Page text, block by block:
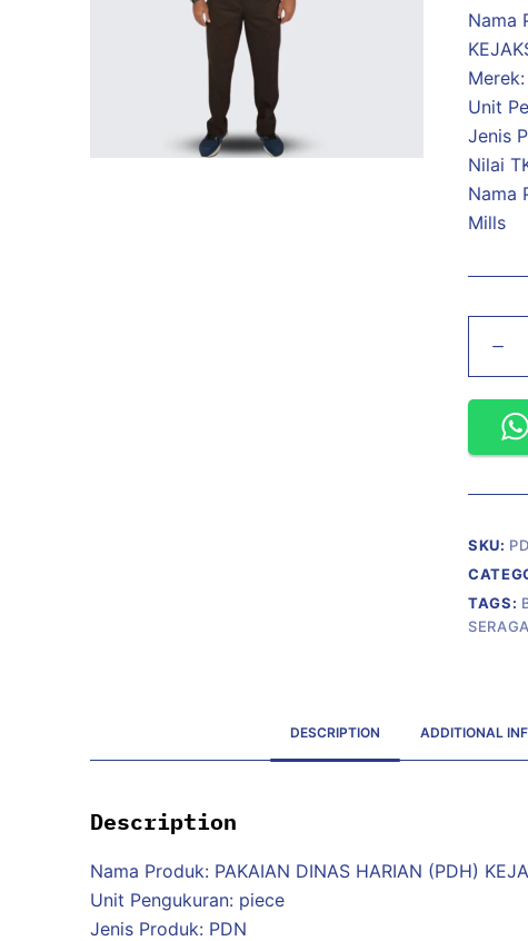
Nama
Merek:
Unit
Jenis
Nilai
Nama
Mills
Dinas
Harian
(PDH)
SKU:
TAGS:
DESCRIPTION ADDITIONAL
Description
Nama Produk: PAKAIAN DINAS HARIAN (PDH)
Unit Pengukuran: piece
Jenis Produk: PDN